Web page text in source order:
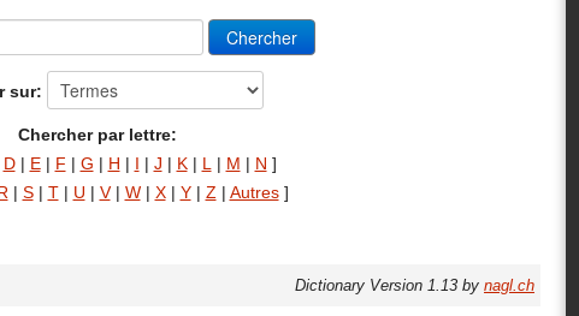
sur:
Chercher par lettre:
D| E| F | G | H | I | J | K| L | M | N ]
| S| T| U | V| W| X| Y| Z | Autres]
Dictionary Version 1.13 by nagl.ch